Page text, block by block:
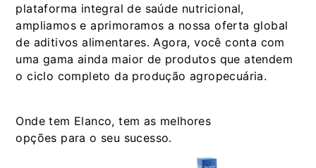
plataforma integral de saúde nutricional,
ampliamos e aprimoramos a nossa oferta global
de aditivos alimentares. Agora, você conta com
uma gama ainda maior de produtos que atendem
o ciclo completo da produção agropecuária.
Onde tem Elanco, tem as melhores
opções para o seu sucesso.